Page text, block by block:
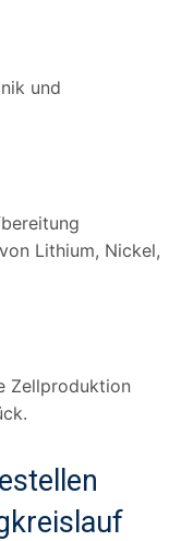
und
Lithium, Nickel,
Zellproduktion